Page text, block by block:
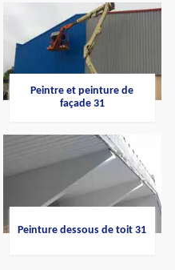
Peintre et peinture de
façade 31
Peinture dessous de toit 31